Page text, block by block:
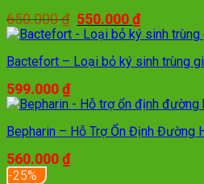
650.000₫ Giá
gốc
650.000 ₫.
550.000₫Giá
hiện
là:
Bactefort – Loại bỏ ký sinh trùng
599.000₫
Bepharin – Hỗ Trợ Ổn Định Đường
560.000₫
-25%